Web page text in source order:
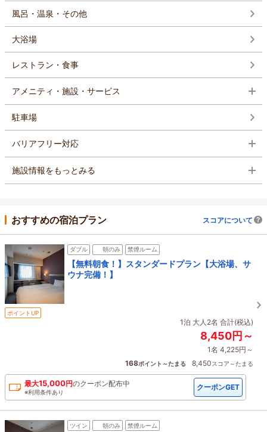
風呂・温泉・その他
大浴場
レストラン・食事
アメニティ・施設・サービス
駐車場
バリアフリー対応
施設情報をもっとみる
おすすめの宿泊プラン スコアについて
ダブル 朝のみ 禁煙ルーム
【無料朝食！】スタンダードプラン【大浴場、サ
ウナ完備！】
ポイントUP
1泊 大人2名 合計(税込)
8,450円～
1名 4,225円～
168ポイント～たまる 8,450スコア～たまる
最大15,000円のクーポン配布中
※利用条件あり
クーポンGET
ツイン 朝のみ 禁煙ルーム